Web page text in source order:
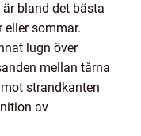
bland det bästa
eller sommar.
lugn över
mellan tårna
strandkanten
av